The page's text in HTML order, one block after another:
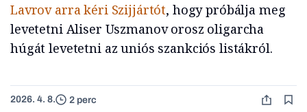
Lavrov arra kéri Szijjártót, hogy próbálja meg
levetetni Aliser Uszmanov orosz oligarcha
húgát levetetni az uniós szankciós listákról.
2026. 4. 8. 2 perc